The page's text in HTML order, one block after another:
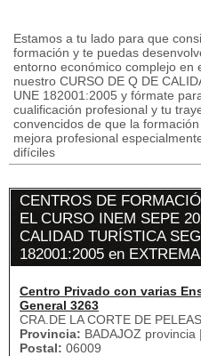
Estamos a tu lado para que
formación y te puedas
entorno económico complejo en
nuestro CURSO DE Q DE
UNE 182001:2005 y fórmate
cualificación profesional y tu
convencidos de que la
mejora profesional
difíciles
CENTROS DE
EL CURSO INEM SEPE
CALIDAD TURÍSTICA
182001:2005 en
Centro Privado con varias
General 3263
CRA.DE LA CORTE DE
Provincia: BADAJOZ provincia
Postal: 06009